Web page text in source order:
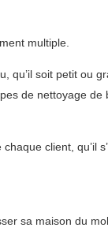
multiple.
soit petit ou
de nettoyage
client, qu’il
sa maison du